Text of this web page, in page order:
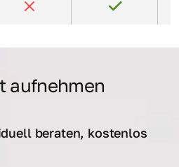
aufnehmen
beraten, kostenlos